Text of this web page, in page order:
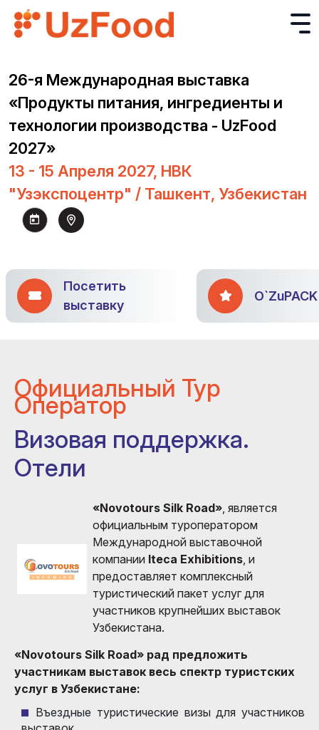
26-я Международная выставка
«Продукты питания, ингредиенты и
технологии производства - UzFood
2027»
13 - 15 Апреля 2027, НВК
"Узэкспоцентр" / Ташкент, Узбекистан
Посетить
выставку
O`ZuPACK
Официальный Тур
Оператор
Визовая поддержка.
Отели
«Novotours Silk Road» , является
официальным туроператором
Международной выставочной
компании Iteca Exhibitions , и
предоставляет комплексный
туристический пакет услуг для
участников крупнейших выставок
Узбекистана.
«Novotours Silk Road» рад предложить
участникам выставок весь спектр туристских
услуг в Узбекистане:
Въездные туристические визы для участников